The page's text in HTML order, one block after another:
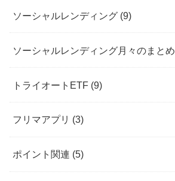
ソーシャルレンディング (9)
ソーシャルレンディング月々のまとめ
トライオートETF (9)
フリマアプリ (3)
ポイント関連 (5)